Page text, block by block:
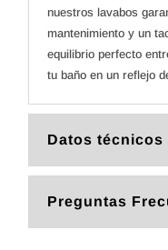
nuestros lavabos
mantenimiento y un
equilibrio perfecto
tu baño en un reflejo
Datos técnicos
Preguntas